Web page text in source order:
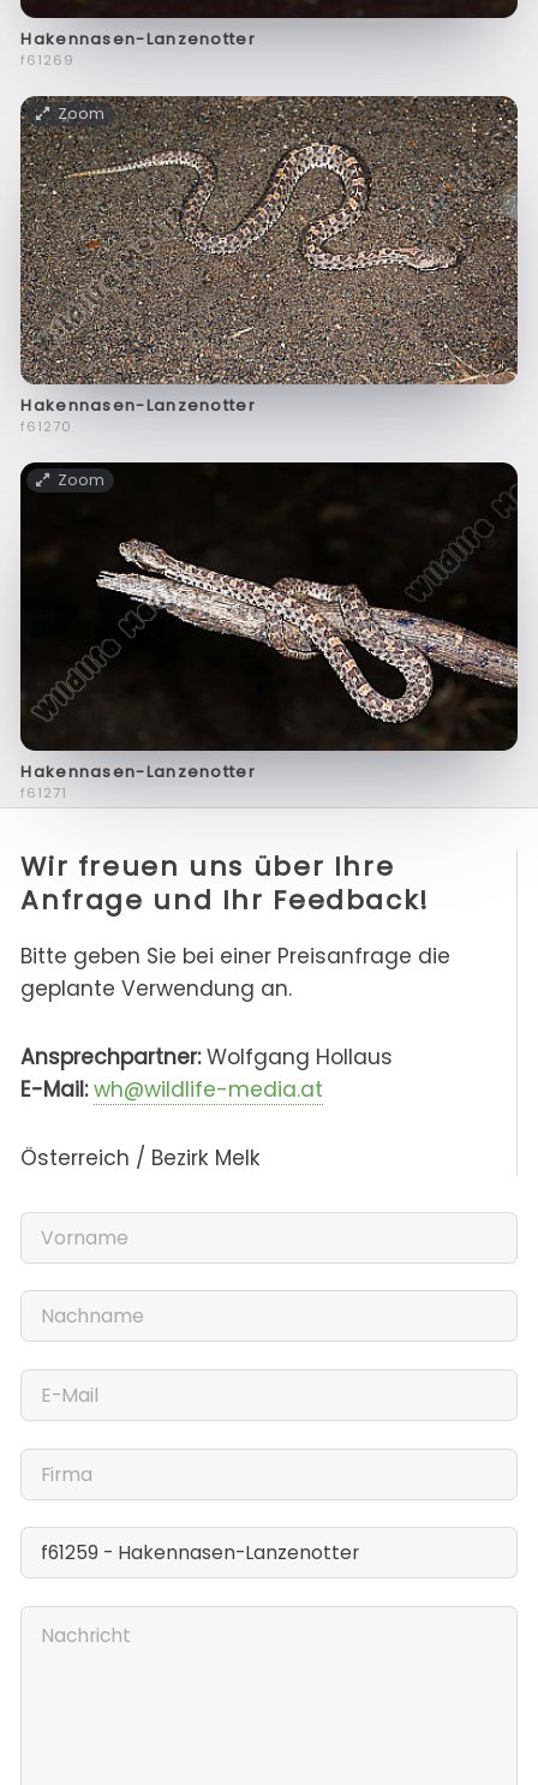
Hakennasen-Lanzenotter
f61269
Zoom
Hakennasen-Lanzenotter
f61270
Zoom
Hakennasen-Lanzenotter
f61271
Wir freuen uns über Ihre
Anfrage und Ihr Feedback!
Bitte geben Sie bei einer Preisanfrage die
geplante Verwendung an.
Ansprechpartner:Wolfgang Hollaus
E-Mail: wh@wildlife-media.at
Österreich / Bezirk Melk